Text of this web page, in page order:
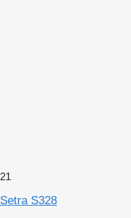
21
Setra S328